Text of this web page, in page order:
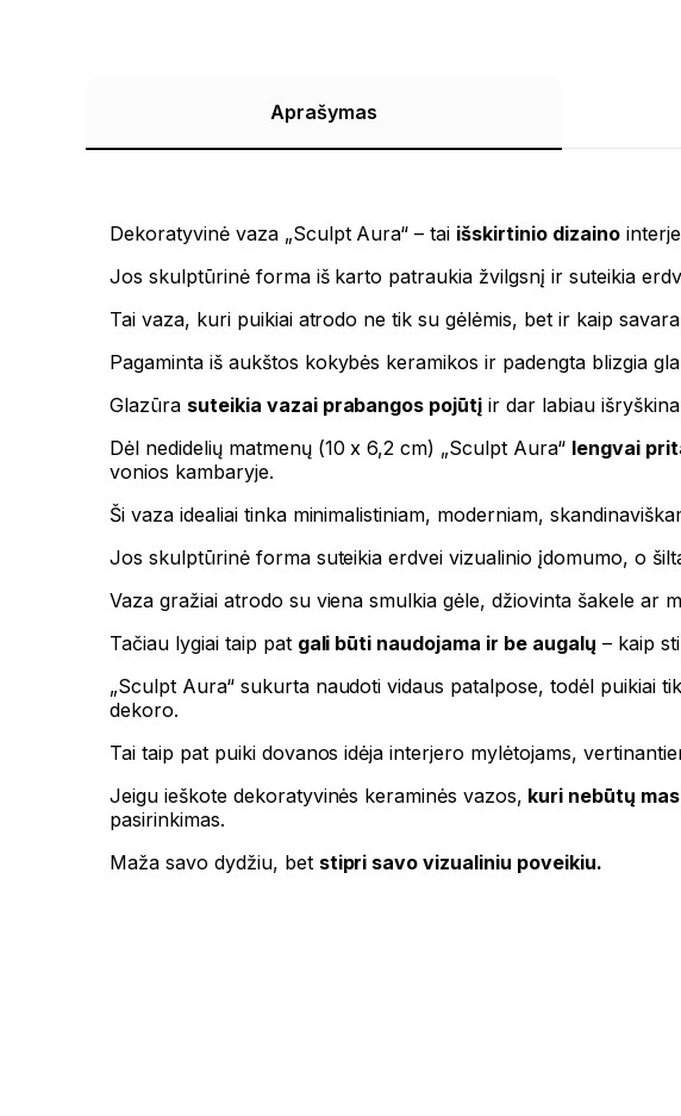
Aprašymas
Dekoratyvinė vaza „Sculpt Aura“ – tai išskirtinio dizaino
Jos skulptūrinė forma iš karto patraukia žvilgsnį ir suteikia
Tai vaza, kuri puikiai atrodo ne tik su gėlėmis, bet ir kaip
Pagaminta iš aukštos kokybės keramikos ir padengta blizgia
Glazūra suteikia vazai prabangos pojūtį ir dar labiau
Dėl nedidelių matmenų (10 x 6,2 cm) „Sculpt Aura“ lengvai
vonios kambaryje.
Ši vaza idealiai tinka minimalistiniam, moderniam,
Jos skulptūrinė forma suteikia erdvei vizualinio įdomumo, o
Vaza gražiai atrodo su viena smulkia gėle, džiovinta šakele ar
Tačiau lygiai taip pat gali būti naudojama ir be augalų – kaip
„Sculpt Aura“ sukurta naudoti vidaus patalpose, todėl puikiai
dekoro.
Tai taip pat puiki dovanos idėja interjero mylėtojams,
Jeigu ieškote dekoratyvinės keraminės vazos, kuri nebūtų
pasirinkimas.
Maža savo dydžiu, bet stipri savo vizualiniu poveikiu.